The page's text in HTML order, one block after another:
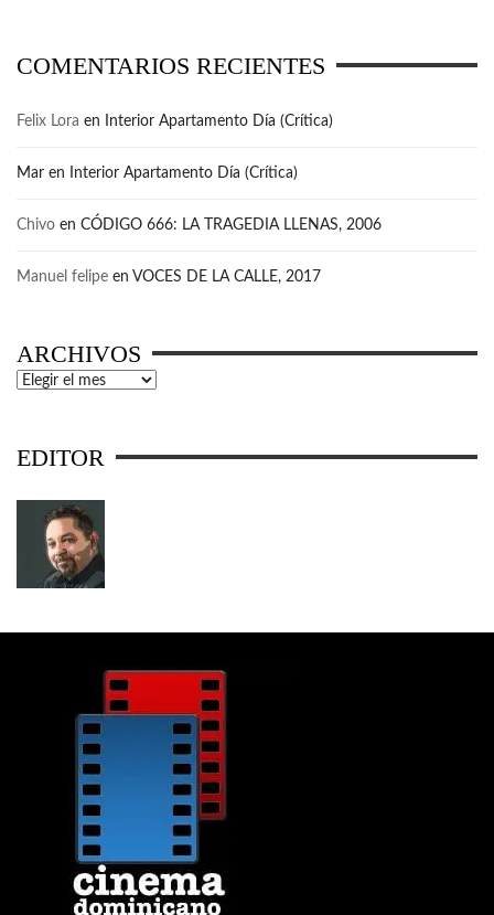
COMENTARIOS RECIENTES
Felix Lora en Interior Apartamento Día (Crítica)
Mar en Interior Apartamento Día (Crítica)
Chivo en CÓDIGO 666: LA TRAGEDIA LLENAS, 2006
Manuel felipe en VOCES DE LA CALLE, 2017
ARCHIVOS
Archivos
EDITOR